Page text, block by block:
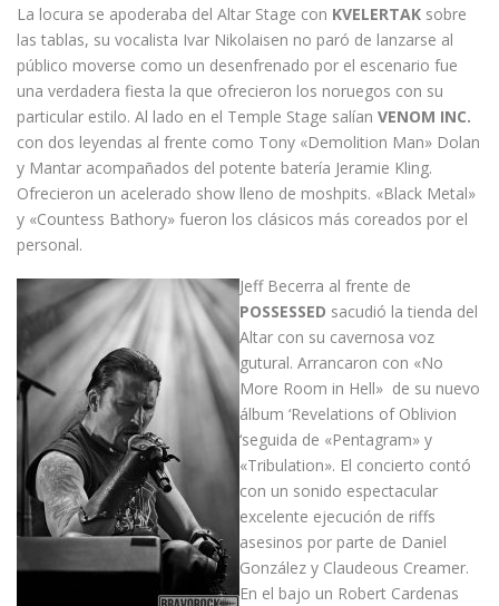
La locura se apoderaba del Altar Stage con KVELERTAK sobre
las tablas, su vocalista Ivar Nikolaisen no paró de lanzarse al
público moverse como un desenfrenado por el escenario fue
una verdadera fiesta la que ofrecieron los noruegos con su
particular estilo. Al lado en el Temple Stage salían VENOM INC.
con dos leyendas al frente como Tony «Demolition Man» Dolan
y Mantar acompañados del potente batería Jeramie Kling.
Ofrecieron un acelerado show lleno de moshpits. «Black Metal»
y «Countess Bathory» fueron los clásicos más coreados por el
personal.
Jeff Becerra al frente de
POSSESSED sacudió la tienda del
Altar con su cavernosa voz
gutural. Arrancaron con «No
More Room in Hell» de su nuevo
álbum ‘Revelations of Oblivion
‘seguida de «Pentagram» y
«Tribulation». El concierto contó
con un sonido espectacular
excelente ejecución de riffs
asesinos por parte de Daniel
González y Claudeous Creamer.
En el bajo un Robert Cardenas